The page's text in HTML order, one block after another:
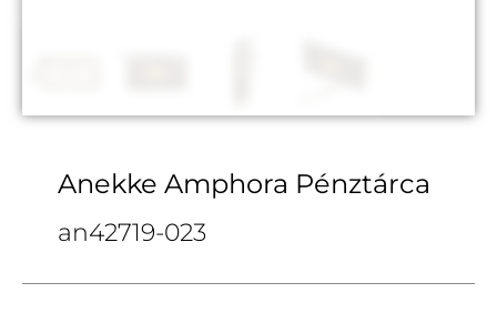
Anekke Amphora Pénztárca
an42719-023